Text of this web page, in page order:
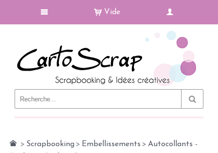
Vide
> Scrapbooking > Embellissements > Autocollants -